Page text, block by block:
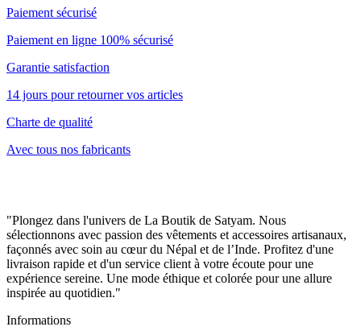
Paiement sécurisé
Paiement en ligne 100% sécurisé
Garantie satisfaction
14 jours pour retourner vos articles
Charte de qualité
Avec tous nos fabricants
"Plongez dans l'univers de La Boutik de Satyam. Nous
sélectionnons avec passion des vêtements et accessoires artisanaux,
façonnés avec soin au cœur du Népal et de l’Inde. Profitez d'une
livraison rapide et d'un service client à votre écoute pour une
expérience sereine. Une mode éthique et colorée pour une allure
inspirée au quotidien."
Informations